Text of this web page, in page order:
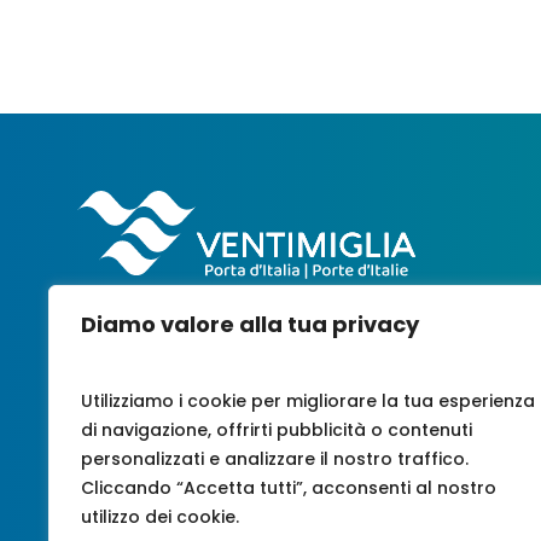
Diamo valore alla tua privacy
Utilizziamo i cookie per migliorare la tua esperienza
di navigazione, offrirti pubblicità o contenuti
personalizzati e analizzare il nostro traffico.
Cliccando “Accetta tutti”, acconsenti al nostro
utilizzo dei cookie.